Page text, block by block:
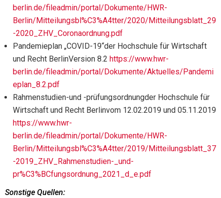
berlin.de/fileadmin/portal/Dokumente/HWR-
Berlin/Mitteilungsbl%C3%A4tter/2020/Mitteilungsblatt_29
-2020_ZHV_Coronaordnung.pdf
Pandemieplan „COVID-19“der Hochschule für Wirtschaft
und Recht BerlinVersion 8.2 https://www.hwr-
berlin.de/fileadmin/portal/Dokumente/Aktuelles/Pandemi
eplan_8.2.pdf
Rahmenstudien-und -prüfungsordnungder Hochschule für
Wirtschaft und Recht Berlinvom 12.02.2019 und 05.11.2019
https://www.hwr-
berlin.de/fileadmin/portal/Dokumente/HWR-
Berlin/Mitteilungsbl%C3%A4tter/2019/Mitteilungsblatt_37
-2019_ZHV_Rahmenstudien-_und-
pr%C3%BCfungsordnung_2021_d_e.pdf
Sonstige Quellen: